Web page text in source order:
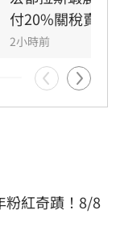
宇感嘆，中
提醒「誰跟
付20%關稅賣台
2小時前
粉紅奇蹟！8/8